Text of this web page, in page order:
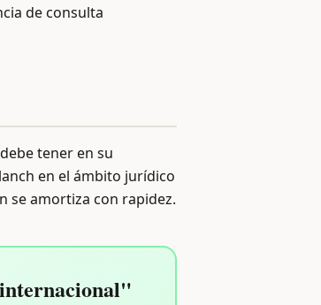
de consulta
tener en su
en el ámbito jurídico
se amortiza con rapidez.